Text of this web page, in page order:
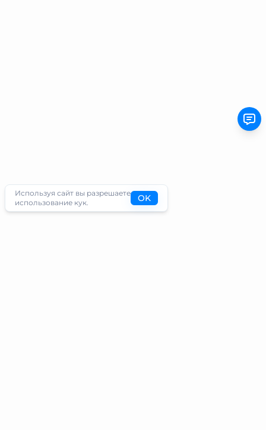
Используя сайт вы разрешаете
использование кук.
OK